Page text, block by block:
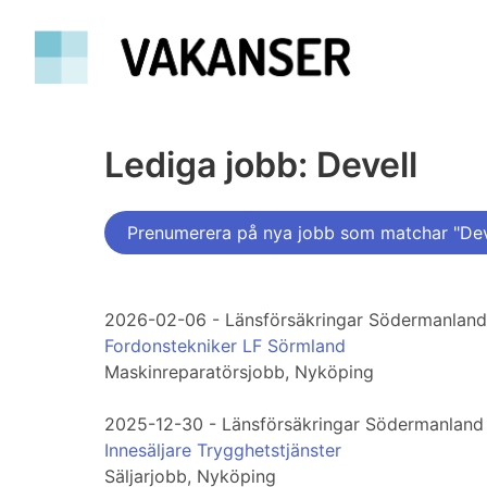
Lediga jobb: Devell
Prenumerera på nya jobb som matchar
2026-02-06 - Länsförsäkringar Södermanland
Fordonstekniker LF Sörmland
Maskinreparatörsjobb, Nyköping
2025-12-30 - Länsförsäkringar Södermanland
Innesäljare Trygghetstjänster
Säljarjobb, Nyköping